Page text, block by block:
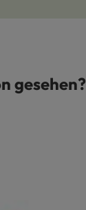
gesehen?